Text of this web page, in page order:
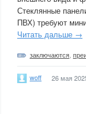
Стеклянные
ПВХ) требуют
Читать дальше →
заключаются
woff 26 мая